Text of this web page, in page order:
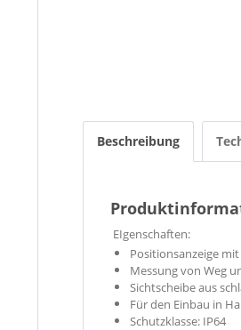
Beschreibung
EIgenschaften:
Positionsanzeige
Messung von Weg
Sichtscheibe aus
Für den Einbau in
Schutzklasse: IP64